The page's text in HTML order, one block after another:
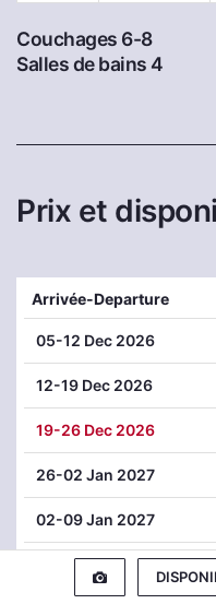
Couchages 6-8
Salles de bains 4
Prix et
Arrivée-Departure
05-12 Dec 2026
12-19 Dec 2026
19-26 Dec 2026
26-02 Jan 2027
02-09 Jan 2027
-16 Jan 2027